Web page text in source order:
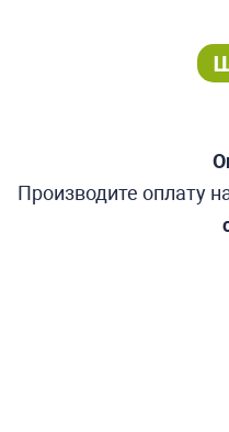
Производите оплату